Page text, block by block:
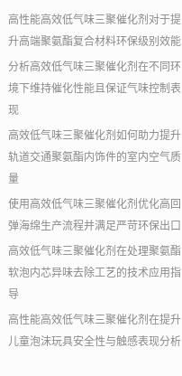
高性能高效低气味三聚催化剂对于提
升高端聚氨酯复合材料环保级别效能
分析高效低气味三聚催化剂在不同环
境下维持催化性能且保证气味控制表
现
高效低气味三聚催化剂如何助力提升
轨道交通聚氨酯内饰件的室内空气质
量
使用高效低气味三聚催化剂优化高回
弹海绵生产流程并满足严苛环保出口
高效低气味三聚催化剂在处理聚氨酯
软泡内芯异味去除工艺的技术应用指
导
高性能高效低气味三聚催化剂在提升
儿童泡沫玩具安全性与触感表现分析